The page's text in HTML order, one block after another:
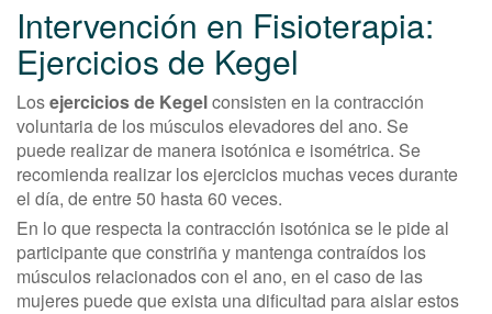
Intervención en Fisioterapia:
Ejercicios de Kegel
Losejercicios de Kegelconsisten en la contracción
voluntaria de los músculos elevadores del ano. Se
puede realizar de manera isotónica e isométrica. Se
recomienda realizar los ejercicios muchas veces durante
el día, de entre 50 hasta 60 veces.
En lo que respecta la contracción isotónica se le pide al
participante que constriña y mantenga contraídos los
músculos relacionados con el ano, en el caso de las
mujeres puede que exista una dificultad para aislar estos